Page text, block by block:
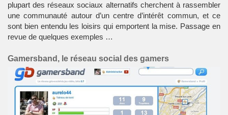
plupart des réseaux sociaux alternatifs cherchent à rassembler
une communauté autour d’un centre d’intérêt commun, et ce
sont bien entendu les loisirs qui emportent la mise. Passage en
revue de quelques exemples …
Gamersband, le réseau social des gamers